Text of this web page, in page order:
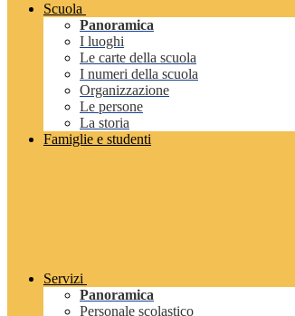
Scuola
Panoramica
I luoghi
Le carte della scuola
I numeri della scuola
Organizzazione
Le persone
La storia
Famiglie e studenti
Servizi
Panoramica
Personale scolastico